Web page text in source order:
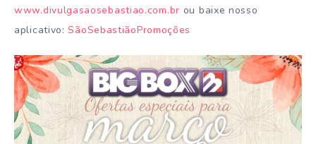
www.divulgasaosebastiao.com.br ou baixe nosso
aplicativo:SãoSebastiãoPromoções